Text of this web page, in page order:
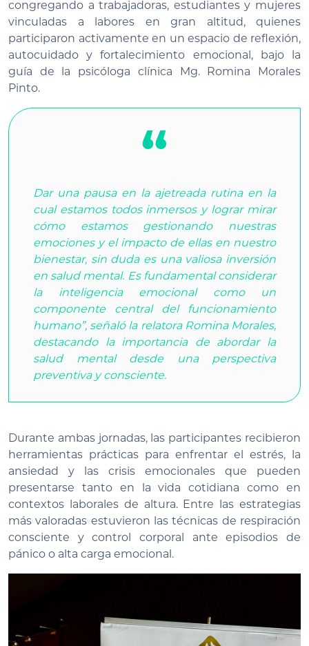
congregando a trabajadoras, estudiantes y mujeres
vinculadas a labores en gran altitud, quienes
participaron activamente en un espacio de reflexión,
autocuidado y fortalecimiento emocional, bajo la
guía de la psicóloga clínica Mg. Romina Morales
Pinto.
Dar una pausa en la ajetreada rutina en la
cual estamos todos inmersos y lograr mirar
cómo estamos gestionando nuestras
emociones y el impacto de ellas en nuestro
bienestar, sin duda es una valiosa inversión
en salud mental. Es fundamental considerar
la inteligencia emocional como un
componente central del funcionamiento
humano”, señaló la relatora Romina Morales,
destacando la importancia de abordar la
salud mental desde una perspectiva
preventiva y consciente.
Durante ambas jornadas, las participantes recibieron
herramientas prácticas para enfrentar el estrés, la
ansiedad y las crisis emocionales que pueden
presentarse tanto en la vida cotidiana como en
contextos laborales de altura. Entre las estrategias
más valoradas estuvieron las técnicas de respiración
consciente y control corporal ante episodios de
pánico o alta carga emocional.